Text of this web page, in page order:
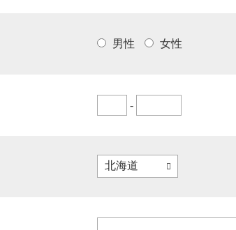
男性 女性
-